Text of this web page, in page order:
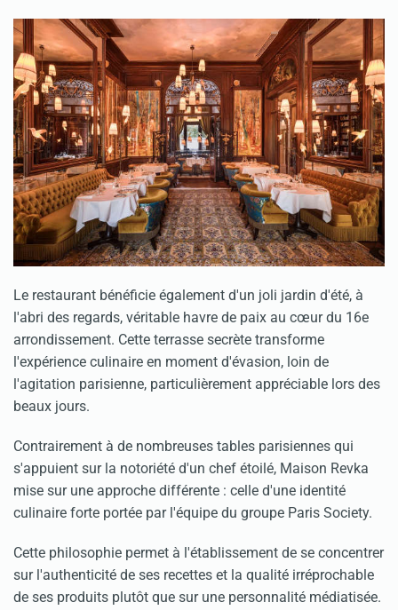
Le restaurant bénéficie également d'un joli jardin d'été, à
l'abri des regards, véritable havre de paix au cœur du 16e
arrondissement. Cette terrasse secrète transforme
l'expérience culinaire en moment d'évasion, loin de
l'agitation parisienne, particulièrement appréciable lors des
beaux jours.
Contrairement à de nombreuses tables parisiennes qui
s'appuient sur la notoriété d'un chef étoilé, Maison Revka
mise sur une approche différente : celle d'une identité
culinaire forte portée par l'équipe du groupe Paris Society.
Cette philosophie permet à l'établissement de se concentrer
sur l'authenticité de ses recettes et la qualité irréprochable
de ses produits plutôt que sur une personnalité médiatisée.